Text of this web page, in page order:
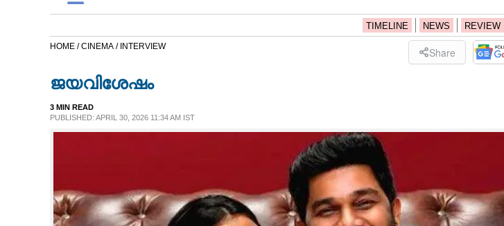
TIMELINE NEWS REVIEW
HOME /CINEMA / INTERVIEW Share
ജയവിശേഷം
3 MIN READ
PUBLISHED: APRIL 30, 2026 11:34 AM IST